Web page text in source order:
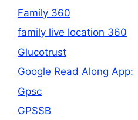
Family 360
family live location 360
Glucotrust
Google Read Along App:
Gpsc
GPSSB